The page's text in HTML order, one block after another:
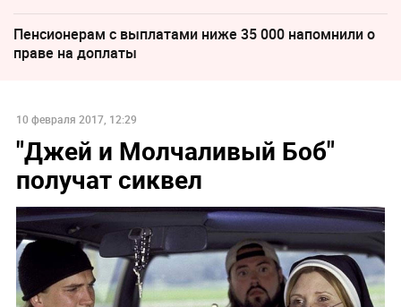
Пенсионерам с выплатами ниже 35 000 напомнили о
праве на доплаты
10 февраля 2017, 12:29
"Джей и Молчаливый Боб"
получат сиквел